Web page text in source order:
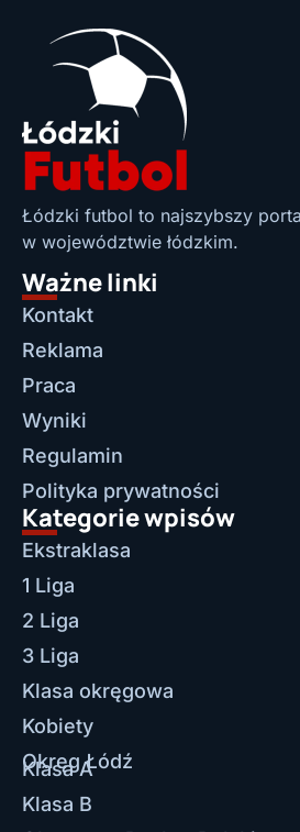
Łódzki futbol to najszybszy
w województwie łódzkim.
Ważne linki
Kontakt
Reklama
Praca
Wyniki
Regulamin
Polityka prywatności
Kategorie wpisów
Ekstraklasa
1 Liga
2 Liga
3 Liga
Klasa okręgowa
Kobiety
Okręg Łódź
Klasa A
Klasa B